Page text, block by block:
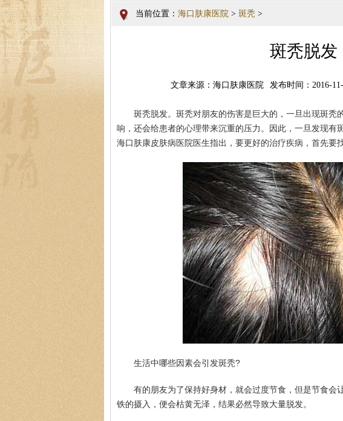
当前位置： 海口肤康医院 > 斑秃 >
斑秃脱发
文章来源：海口肤康医院 发布时间：2016-
斑秃脱发。斑秃对朋友的伤害是巨大的，一旦出现斑秃
响，还会给患者的心理带来沉重的压力。因此，一旦发现有
海口肤康皮肤病医院医生指出，要更好的治疗疾病，首先要
生活中哪些因素会引发斑秃?
有的朋友为了保持好身材，就会过度节食，但是节食会
铁的摄入，便会枯黄无泽，结果必然导致大量脱发。